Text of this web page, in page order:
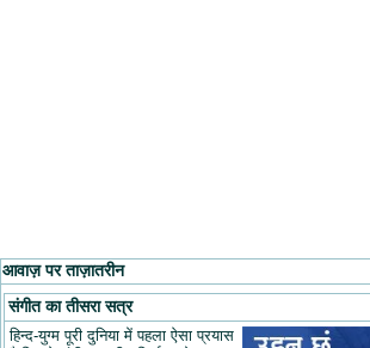
आवाज़ पर ताज़ातरीन
संगीत का तीसरा सत्र
हिन्द-युग्म पूरी दुनिया में पहला ऐसा प्रयास